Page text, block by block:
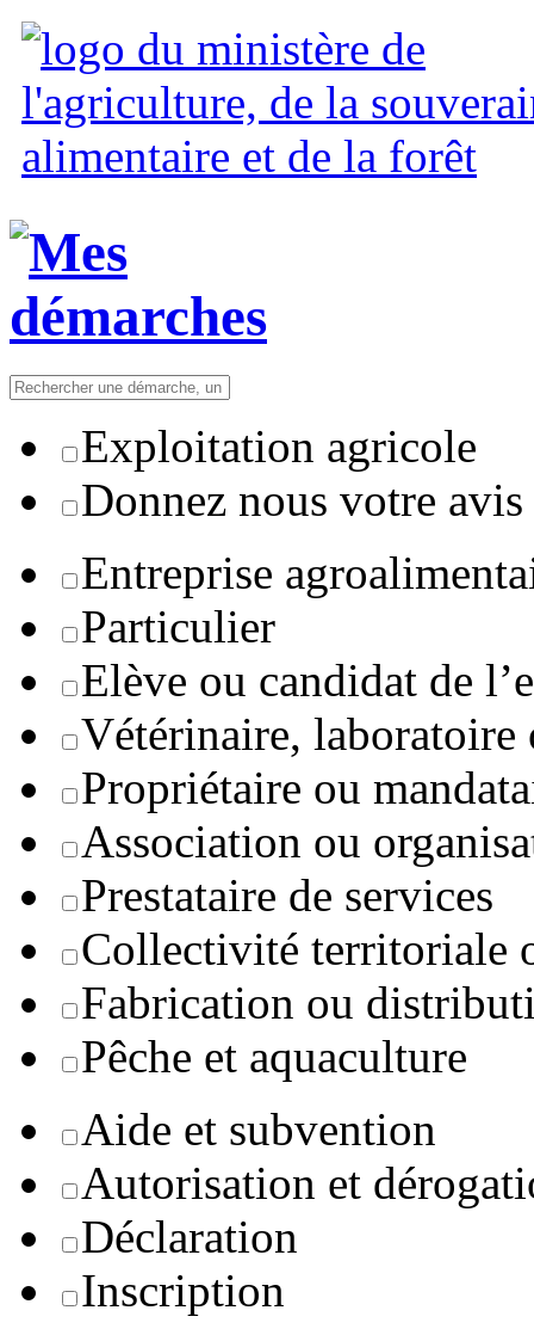
Exploitation agricole
Donnez nous votre avis
Entreprise
Particulier
Elève ou candidat de
Vétérinaire, laboratoire
Propriétaire ou
Association ou
Prestataire de services
Collectivité territoriale
Fabrication ou
Pêche et aquaculture
Aide et subvention
Autorisation et
Déclaration
Inscription